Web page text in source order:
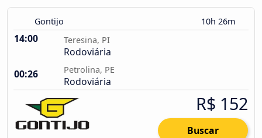
Gontijo 10h 26m
14:00 Teresina, PI
Rodoviária
00:26
Petrolina, PE
Rodoviária
R$ 152
Buscar